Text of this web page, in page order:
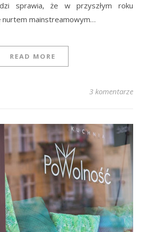
sprawia, że w przyszłym roku
nurtem mainstreamowym…
READ MORE
3 komentarze